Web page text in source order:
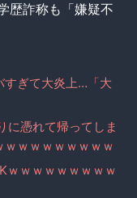
歴詐称も「嫌疑不
すぎて大炎上…「大
に憑れて帰ってしま
ｗｗｗｗｗｗｗｗ
ｗｗｗｗｗｗｗｗｗ